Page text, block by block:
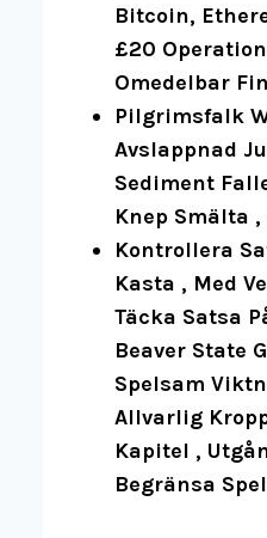
Bitcoin,
£20
Omedelbar
Pilgrimsfalk
Avslappnad
Sediment
Knep Smälta
Kontrollera
Kasta , Med
Täcka Satsa
Beaver State
Spelsam
Allvarlig
Kapitel ,
Begränsa